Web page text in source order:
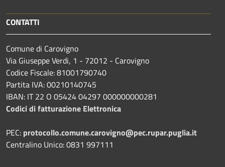
CONTATTI
Comune di Carovigno
Via Giuseppe Verdi, 1 - 72012 - Carovigno
Codice Fiscale: 81001790740
Partita IVA: 00210140745
IBAN: IT 22 O 05424 04297 000000000281
Codici di fatturazione Elettronica
PEC: protocollo.comune.carovigno@pec.rupar.puglia.it
Centralino Unico: 0831 997111